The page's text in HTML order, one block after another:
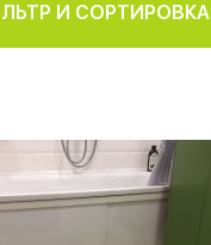
И СОРТИРОВКА